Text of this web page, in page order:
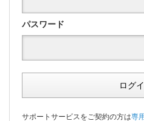
パスワード
ログ
サポートサービスをご契約の方は専